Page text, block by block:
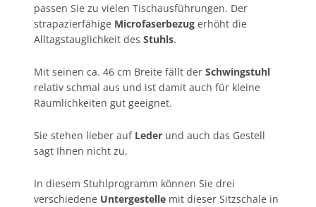
passen Sie zu vielen Tischausführungen. Der
strapazierfähige Microfaserbezug erhöht die
Alltagstauglichkeit des Stuhls.
Mit seinen ca. 46 cm Breite fällt der Schwingstuhl
relativ schmal aus und ist damit auch für kleine
Räumlichkeiten gut geeignet.
Sie stehen lieber auf Leder und auch das Gestell
sagt Ihnen nicht zu.
In diesem Stuhlprogramm können Sie drei
verschiedene Untergestelle mit dieser Sitzschale in